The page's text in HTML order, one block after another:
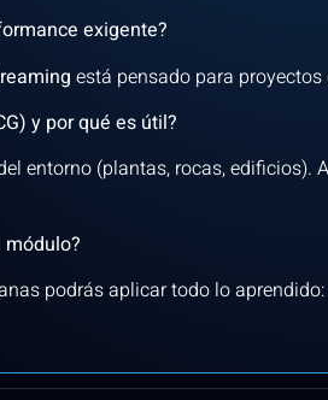
exigente?
está pensado para
y por qué es útil?
entorno (plantas, rocas,
podrás aplicar todo lo